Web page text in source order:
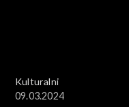
Kulturalni
09.03.2024